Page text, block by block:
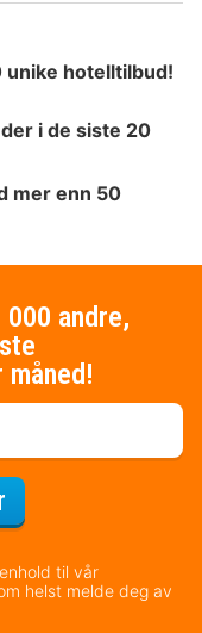
hotelltilbud!
i de siste 20
mer enn 50
andre,
til vår
helst melde deg av